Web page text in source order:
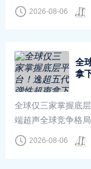
2026-08-06
全
拿
全球仅三家掌握底
端超声全球竞争格局
2026-08-06